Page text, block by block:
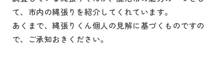
て、市内の縄張りを紹介してくれています。
あくまで、縄張りくん個人の見解に基づくものですの
で、ご承知おきください。